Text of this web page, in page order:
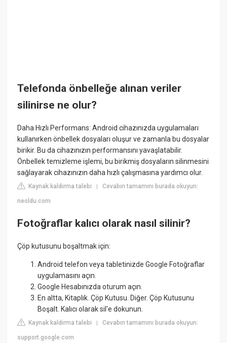
Telefonda önbelleğe alınan veriler
silinirse ne olur?
Daha Hızlı Performans: Android cihazınızda uygulamaları
kullanırken önbellek dosyaları oluşur ve zamanla bu dosyalar
birikir. Bu da cihazınızın performansını yavaşlatabilir.
Önbellek temizleme işlemi, bu birikmiş dosyaların silinmesini
sağlayarak cihazınızın daha hızlı çalışmasına yardımcı olur.
Kaynak kaldırma talebi |Cevabın tamamını burada okuyun:
neoldu.com
Fotoğraflar kalıcı olarak nasıl silinir?
Çöp kutusunu boşaltmak için:
Android telefon veya tabletinizde Google Fotoğraflar
uygulamasını açın.
Google Hesabınızda oturum açın.
En altta, Kitaplık. Çöp Kutusu. Diğer. Çöp Kutusunu
Boşalt. Kalıcı olarak sil'e dokunun.
Kaynak kaldırma talebi |Cevabın tamamını burada okuyun:
support.google.com